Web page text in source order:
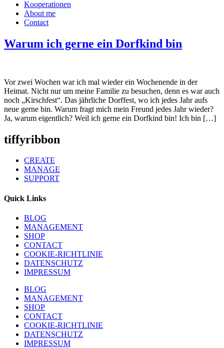
Kooperationen
About me
Contact
Warum ich gerne ein Dorfkind bin
Vor zwei Wochen war ich mal wieder ein Wochenende in der
Heimat. Nicht nur um meine Familie zu besuchen, denn es war auch
noch „Kirschfest“. Das jährliche Dorffest, wo ich jedes Jahr aufs
neue gerne bin. Warum fragt mich mein Freund jedes Jahr wieder?
Ja, warum eigentlich? Weil ich gerne ein Dorfkind bin! Ich bin […]
tiffyribbon
CREATE
MANAGE
SUPPORT
Quick Links
BLOG
MANAGEMENT
SHOP
CONTACT
COOKIE-RICHTLINIE
DATENSCHUTZ
IMPRESSUM
BLOG
MANAGEMENT
SHOP
CONTACT
COOKIE-RICHTLINIE
DATENSCHUTZ
IMPRESSUM